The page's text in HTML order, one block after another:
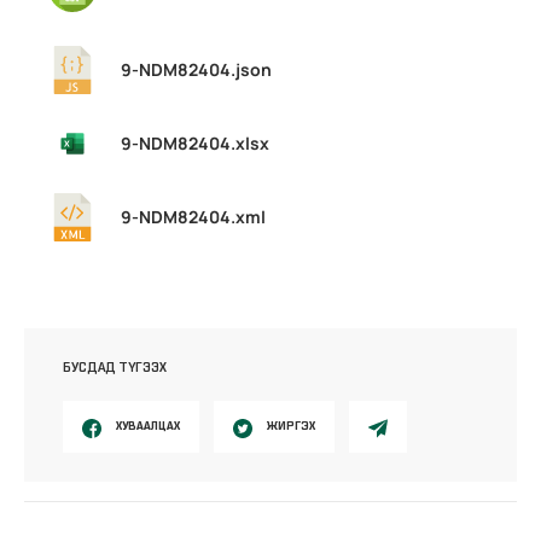
9-NDM82404.json
9-NDM82404.xlsx
9-NDM82404.xml
БУСДАД ТҮГЭЭХ
ХУВААЛЦАХ ЖИРГЭХ